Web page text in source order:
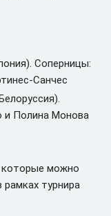
Соперницы:
Санчес
и Полина Монова
которые можно
рамках турнира